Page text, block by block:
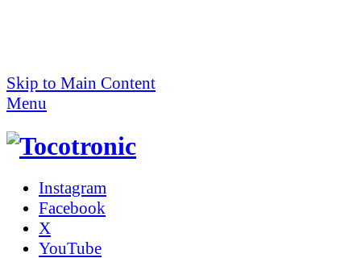
Skip to Main Content
Menu
Instagram
Facebook
X
YouTube